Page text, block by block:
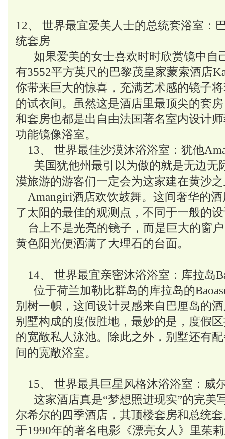
12、 世界最宜爱美人士的总统套浴室：
统套房
如果爱美的女士喜欢时时欣赏镜中自
有3552平方英尺的巴黎茂皇家蒙索酒店
你带来巨大的惊喜，充满艺术感的镜子
的试衣间。虽然这是酒店里最顶尖的套
和套房也都是出自由法国著名室内设计
功能镜像浴室。
13、 世界最佳沙漠沐浴浴室：犹他
美国犹他州最引以为傲的就是无边无
漠旅游的游客们一定会为这家建在黄沙
Amangiri酒店欢饮鼓舞。这间奢华的
了太阳的最佳的观测点，不同于一般的
台上不是光亮的镜子，而是巨大的窗
黄色阳光便洒满了大理石的台面。
14、 世界最宜亲密沐浴浴室：库拉岛
位于荷兰加勒比群岛的库拉岛的
别树一帜，这间设计灵感来自巴厘岛的
别墅构成的度假胜地，最妙的是，度假
的宽敞私人泳池。除此之外，别墅还有
间的宽敞浴室。
15、 世界最具巨星风格沐浴浴室：威
这家酒店真是“梦想照进现实”的完美
尔希尔的四季酒店，其顶楼套房和总统
于1990年的著名电影《漂亮女人》里茱